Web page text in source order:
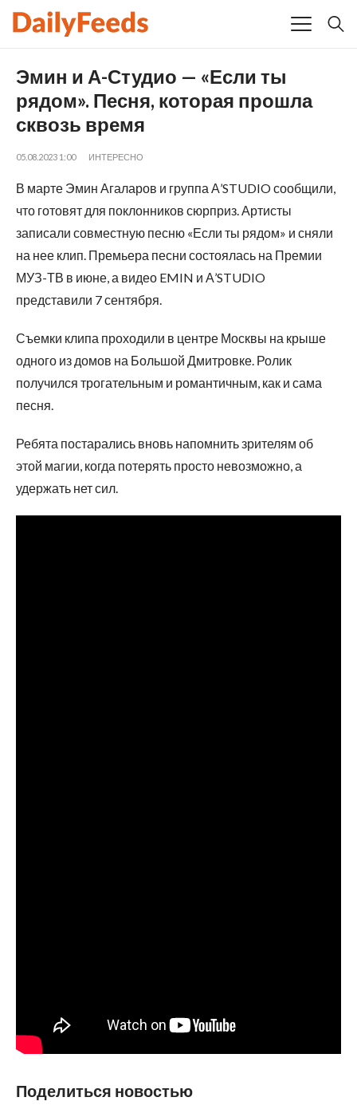
Эмин и А-Студио — «Если ты
рядом». Песня, которая прошла
сквозь время
05.08.2023 1:00 ИНТЕРЕСНО
В марте Эмин Агаларов и группа А’STUDIO сообщили,
что готовят для поклонников сюрприз. Артисты
записали совместную песню «Если ты рядом» и сняли
на нее клип. Премьера песни состоялась на Премии
МУЗ-ТВ в июне, а видео EMIN и А’STUDIO
представили 7 сентября.
Съемки клипа проходили в центре Москвы на крыше
одного из домов на Большой Дмитровке. Ролик
получился трогательным и романтичным, как и сама
песня.
Ребята постарались вновь напомнить зрителям об
этой магии, когда потерять просто невозможно, а
удержать нет сил.
Поделиться новостью